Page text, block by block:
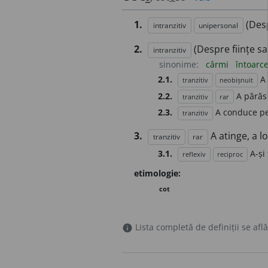
1. intranzitiv unipersonal
2.
intranzitiv (Despre ființe
sinonime: cârmi
întoarce
2.1.
tranzitiv neobișnuit
2.2.
tranzitiv rar
A
2.3.
tranzitiv A conduce
3. tranzitiv rar A atinge, a
3.1. reflexiv reciproc
A-și
etimologie:
cot
info Lista completă de definiții se